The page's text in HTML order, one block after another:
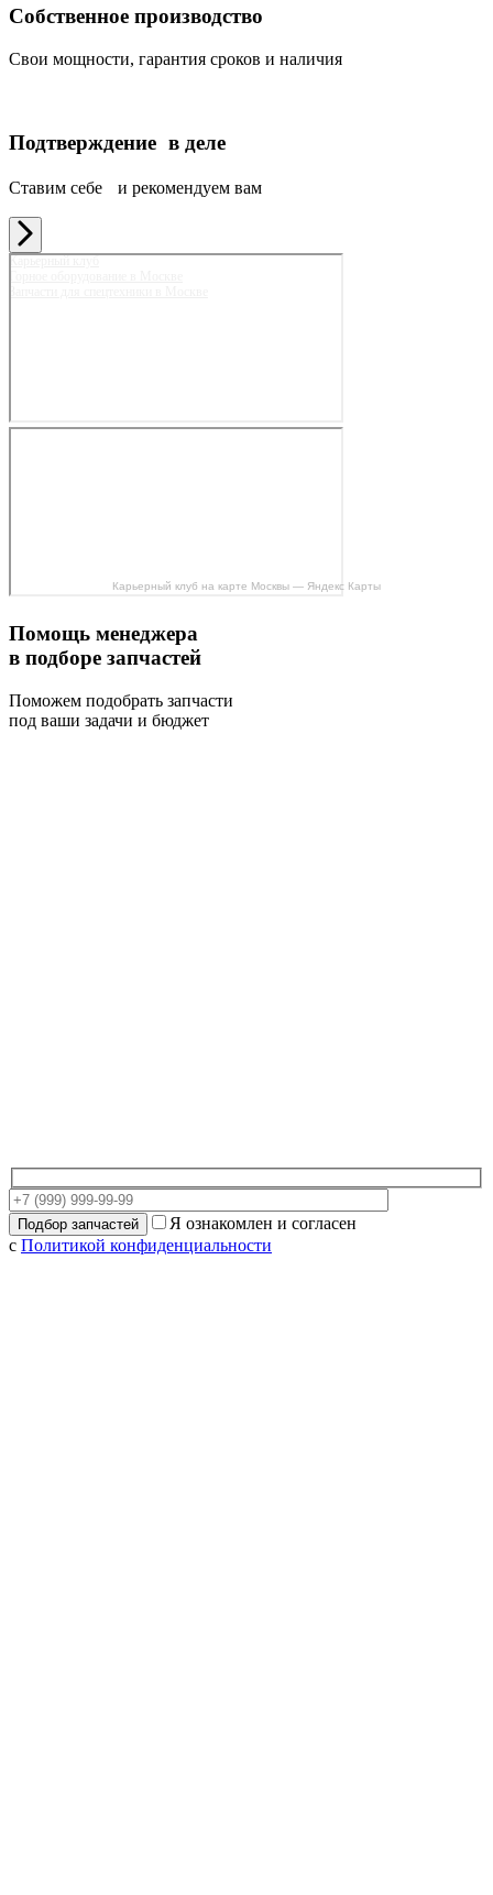
Собственное производство
Свои мощности, гарантия сроков и наличия
Подтверждение в деле
Ставим себе и рекомендуем вам
Карьерный клуб на карте Москвы — Яндекс Карты
Помощь менеджера
в подборе запчастей
Поможем подобрать запчасти
под ваши задачи и бюджет
Я ознакомлен и согласен
с Политикой конфиденциальности